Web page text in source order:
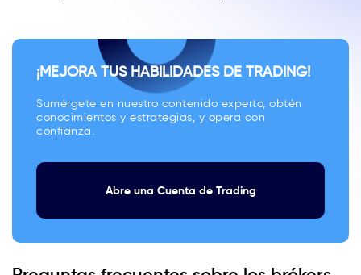
¡MEJORA TUS HABILIDADES DE TRADING!
Sumérgete en nuestro contenido experto, obtén
conocimientos y estrategias, y opera con
confianza.
Abre una Cuenta de Trading